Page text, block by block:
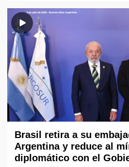
Brasil retira a su
Argentina y reduce al
diplomático con el